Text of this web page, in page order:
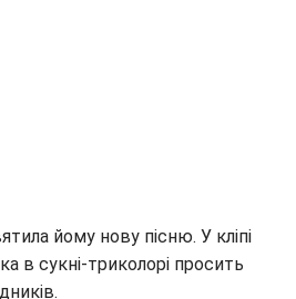
йому нову пісню. У кліпі
в сукні-триколорі просить